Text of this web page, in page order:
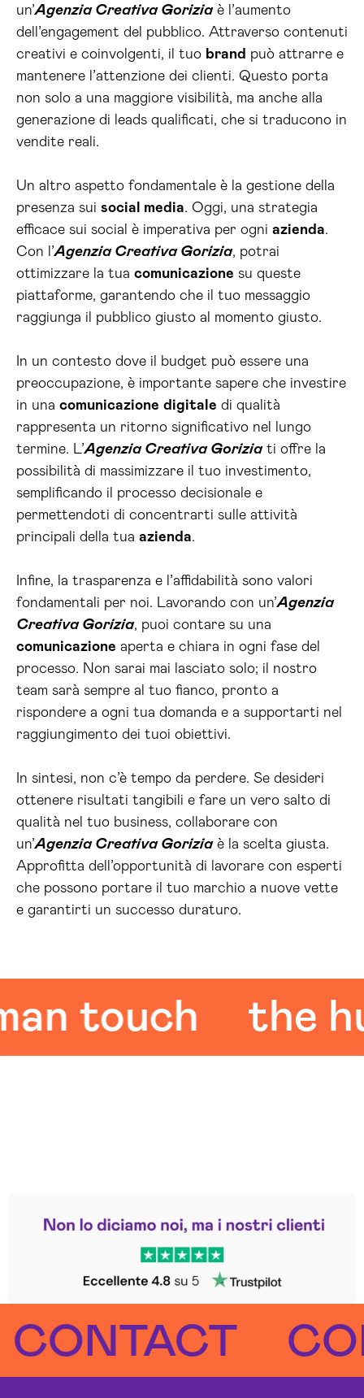
un’Agenzia Creativa Goriziaè l’aumento
dell’engagement del pubblico. Attraverso contenuti
creativi e coinvolgenti, il tuo brand può attrarre e
mantenere l’attenzione dei clienti. Questo porta
non solo a una maggiore visibilità, ma anche alla
generazione di leads qualificati, che si traducono in
vendite reali.
Un altro aspetto fondamentale è la gestione della
presenza sui social media. Oggi, una strategia
efficace sui social è imperativa per ogni azienda.
Con l’Agenzia Creativa Gorizia, potrai
ottimizzare la tua comunicazione su queste
piattaforme, garantendo che il tuo messaggio
raggiunga il pubblico giusto al momento giusto.
In un contesto dove il budget può essere una
preoccupazione, è importante sapere che investire
in una comunicazione digitale di qualità
rappresenta un ritorno significativo nel lungo
termine. L’Agenzia Creativa Goriziati offre la
possibilità di massimizzare il tuo investimento,
semplificando il processo decisionale e
permettendoti di concentrarti sulle attività
principali della tua azienda.
Infine, la trasparenza e l’affidabilità sono valori
fondamentali per noi. Lavorando con un’Agenzia
Creativa Gorizia, puoi contare su una
comunicazione aperta e chiara in ogni fase del
processo. Non sarai mai lasciato solo; il nostro
team sarà sempre al tuo fianco, pronto a
rispondere a ogni tua domanda e a supportarti nel
raggiungimento dei tuoi obiettivi.
In sintesi, non c’è tempo da perdere. Se desideri
ottenere risultati tangibili e fare un vero salto di
qualità nel tuo business, collaborare con
un’Agenzia Creativa Goriziaè la scelta giusta.
Approfitta dell’opportunità di lavorare con esperti
che possono portare il tuo marchio a nuove vette
e garantirti un successo duraturo.
touch the
Trustpilot